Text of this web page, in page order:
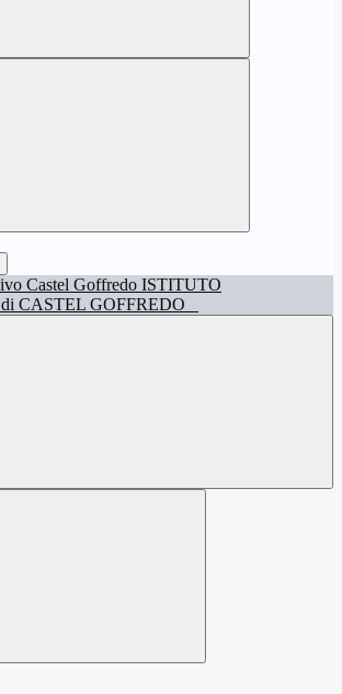
ISTITUTO
di CASTEL GOFFREDO